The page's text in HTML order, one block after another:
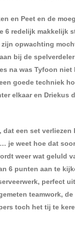
en Peet en de
6 redelijk makkelijk
opwachting
bij de
na was Tyfoon niet
goede techniek
elkaar en Driekus
een set verliezen
je weet hoe dat
weer wat geluld
6 punten aan te
perfect
teamwork,
toch het tij te